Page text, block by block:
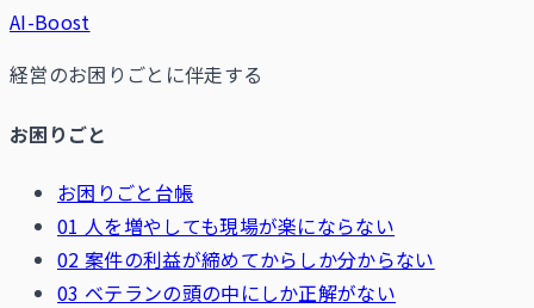
AI-Boost
経営のお困りごとに伴走する
お困りごと
お困りごと台帳
01 人を増やしても現場が楽にならない
02 案件の利益が締めてからしか分からない
03 ベテランの頭の中にしか正解がない